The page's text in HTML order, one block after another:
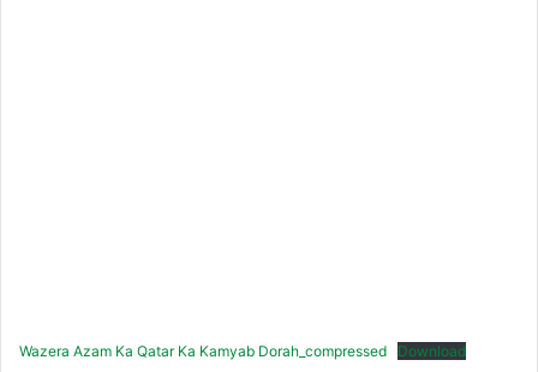
Wazera Azam Ka Qatar Ka Kamyab Dorah_compressed Download